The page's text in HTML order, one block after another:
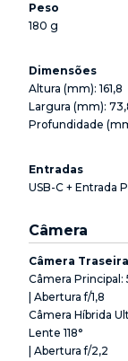
Peso
180 g
Dimensões
Altura (mm): 161,8
Largura (mm):
Profundidade
Entradas
USB-C + Entrada
Câmera
Câmera Traseira
Câmera Principal:
| Abertura f/1,8
Câmera Híbrida
Lente 118°
| Abertura f/2,2